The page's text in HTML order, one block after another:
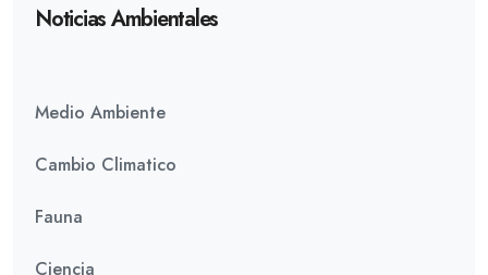
Noticias Ambientales
Medio Ambiente
Cambio Climatico
Fauna
Ciencia